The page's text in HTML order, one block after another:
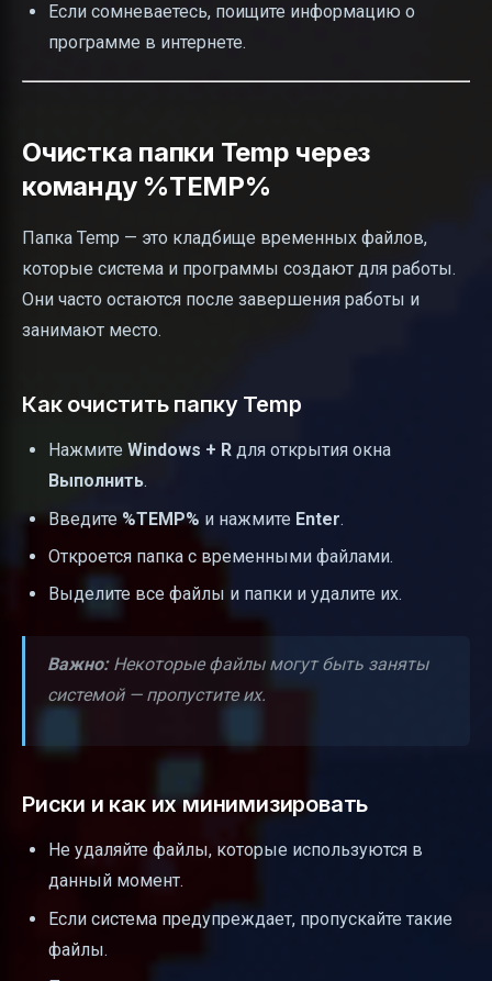
Если сомневаетесь, поищите информацию о
программе в интернете.
Очистка папки Temp через
команду %TEMP%
Папка Temp — это кладбище временных файлов,
которые система и программы создают для работы.
Они часто остаются после завершения работы и
занимают место.
Как очистить папку Temp
Нажмите Windows + R для открытия окна
Выполнить.
Введите%TEMP% и нажмите Enter.
Откроется папка с временными файлами.
Выделите все файлы и папки и удалите их.
Важно:Некоторые файлы могут быть заняты
системой — пропустите их.
Риски и как их минимизировать
Не удаляйте файлы, которые используются в
данный момент.
Если система предупреждает, пропускайте такие
файлы.